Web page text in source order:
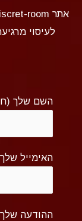
לעיסוי
השם שלך
האימייל
ההודעה שלך